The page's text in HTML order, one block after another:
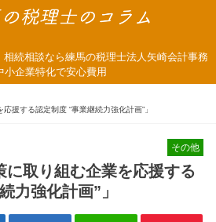
続相談なら練馬の税理士法人矢崎会計事務
小企業特化で安心費用
援する認定制度 “事業継続力強化計画”」
その他
に取り組む企業を応援する
力強化計画”」